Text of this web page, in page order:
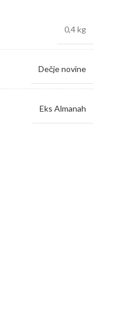
0,4 kg
Dečje novine
Eks Almanah